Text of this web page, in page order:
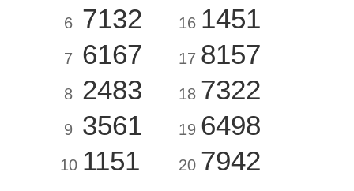
6 7132
7 6167
8 2483
9 3561
10 1151
16 1451
17 8157
18 7322
19 6498
20 7942